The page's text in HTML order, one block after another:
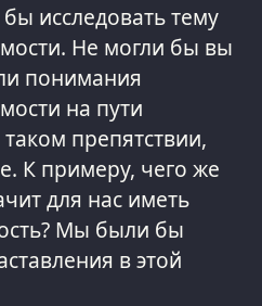
исследовать тему
Не могли бы вы
понимания
на пути
препятствии,
К примеру, чего же
для нас иметь
Мы были бы
в этой